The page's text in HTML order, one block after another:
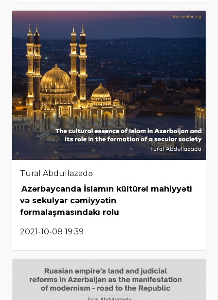
Tural Abdullazadə
Azərbaycanda İslamın kültürəl mahiyyəti
və sekulyar cəmiyyətin
formalaşmasındakı rolu
2021-10-08 19:39